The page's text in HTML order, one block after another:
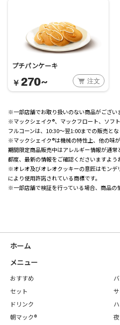
プチパンケーキ
￥ 270~ 注文
※一部店舗でお取り扱いのない商品がござい
※マックシェイク®、マックフロート、ソフ
フルコーンは、10:30～翌1:00までの販売とな
※マックシェイク®は機械の特性上、他の味
期間限定商品販売中はアレルギー情報が通
都度、最新の情報をご確認くださいますよう
※オレオ及びオレオクッキーの意匠はモンデ
により使用許諾されている商標です。
※一部店舗で検証を行っている場合、商品の
ホーム
メニュー
おすすめ
セット
ドリンク
朝マック®